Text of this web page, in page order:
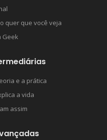
quer que você veja
Geek
e a prática
a vida
assim